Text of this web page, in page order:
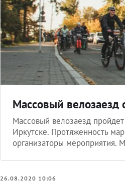
Массовый велозаезд
Массовый велозаезд
Иркутске. Протяженность
организаторы мероприятия.
26.08.2020 10:06